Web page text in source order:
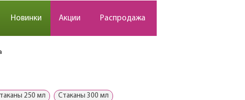
Новинки Акции Распродажа
250 мл Стаканы 300 мл